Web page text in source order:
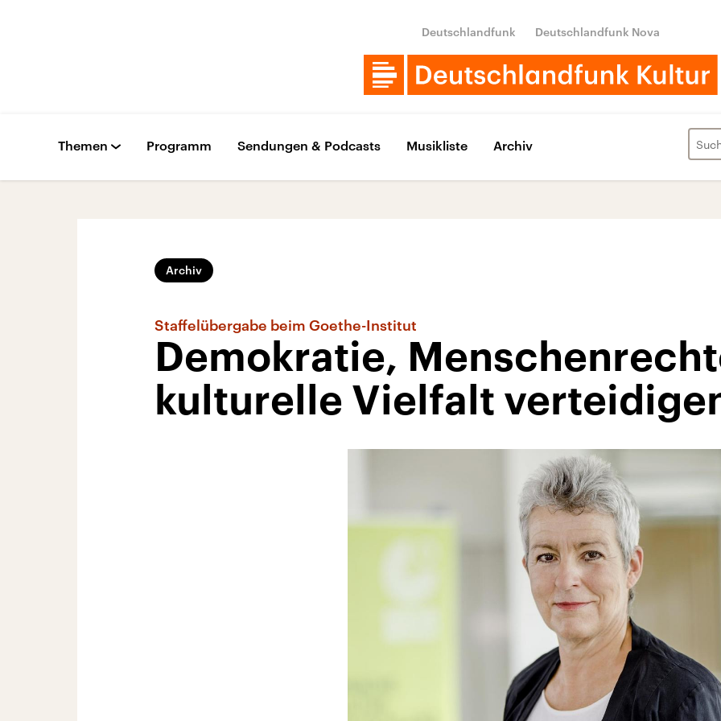
Deutschlandfunk Deutschlandfunk Nova
Themen Programm Sendungen & Podcasts Musikliste Archiv
Archiv
Staffelübergabe beim Goethe-Institut
Demokratie,
kulturelle Vielfalt